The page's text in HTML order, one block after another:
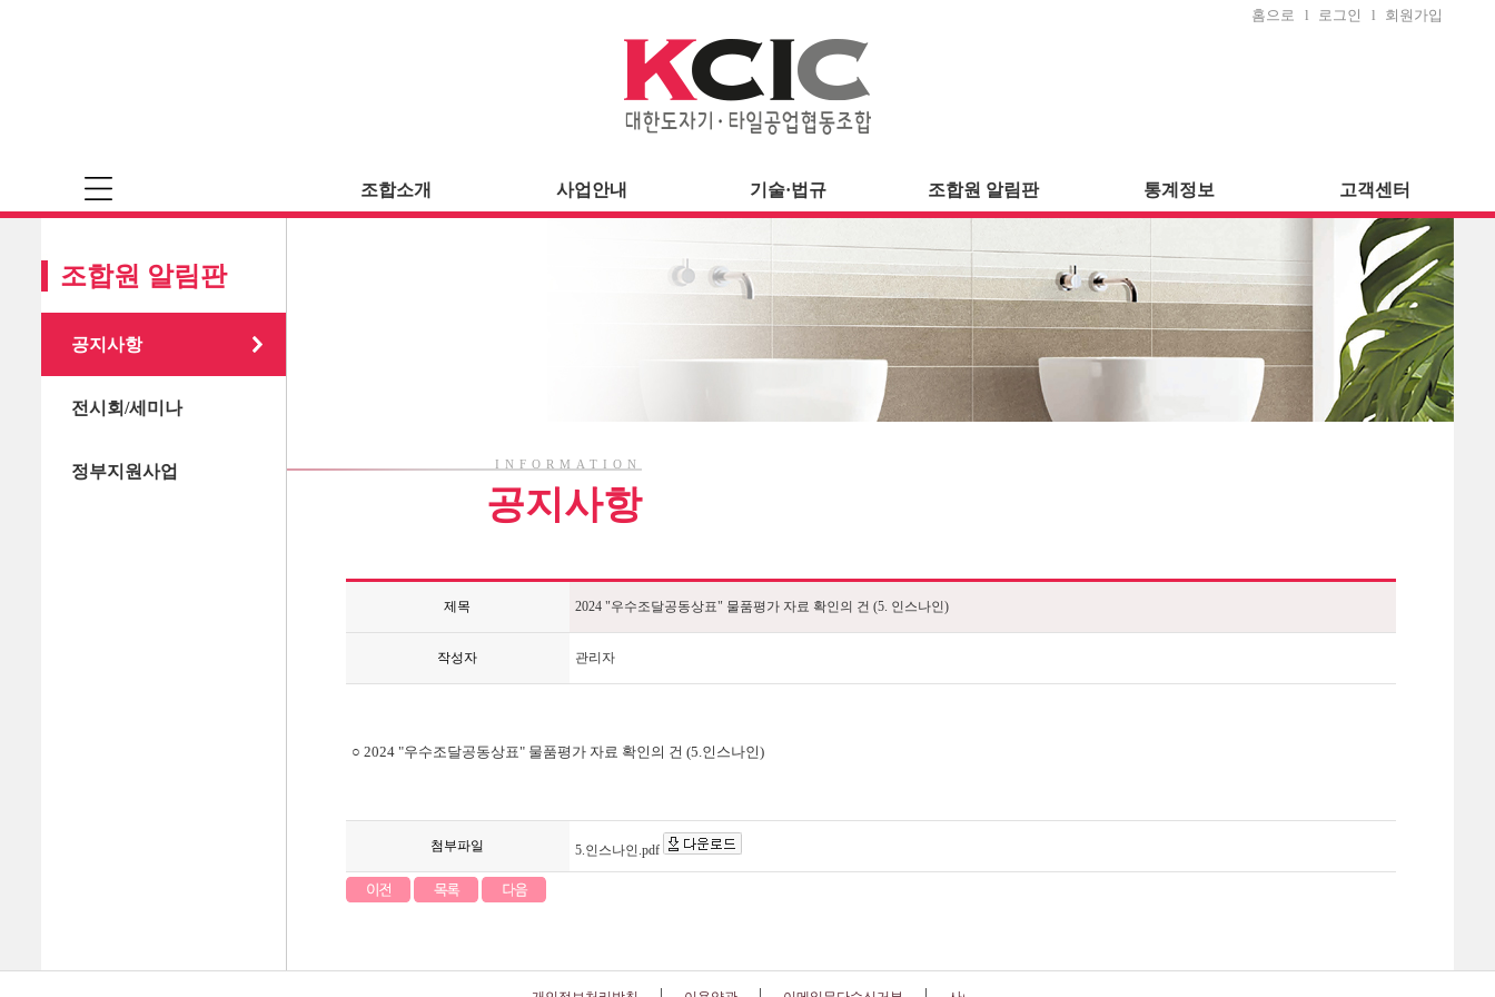
홈으로 l 로그인 l 회원가입
조합소개 사업안내 기술·법규 조합원 알림판 통계정보 고객센터
조합원 알림판
공지사항
전시회/세미나
정부지원사업 INFORMATION
공지사항
제목 2024 "우수조달공동상표" 물품평가 자료 확인의 건 (5. 인스나인)
작성자 관리자
○ 2024 "우수조달공동상표" 물품평가 자료 확인의 건 (5.인스나인)
첨부파일 5.인스나인.pdf